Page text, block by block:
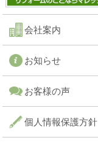
会社案内
お知らせ
お客様の声
個人情報保護方針